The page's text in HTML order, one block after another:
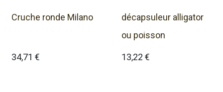
Cruche ronde Milano
34,71 €
décapsuleur alligator
ou poisson
13,22 €